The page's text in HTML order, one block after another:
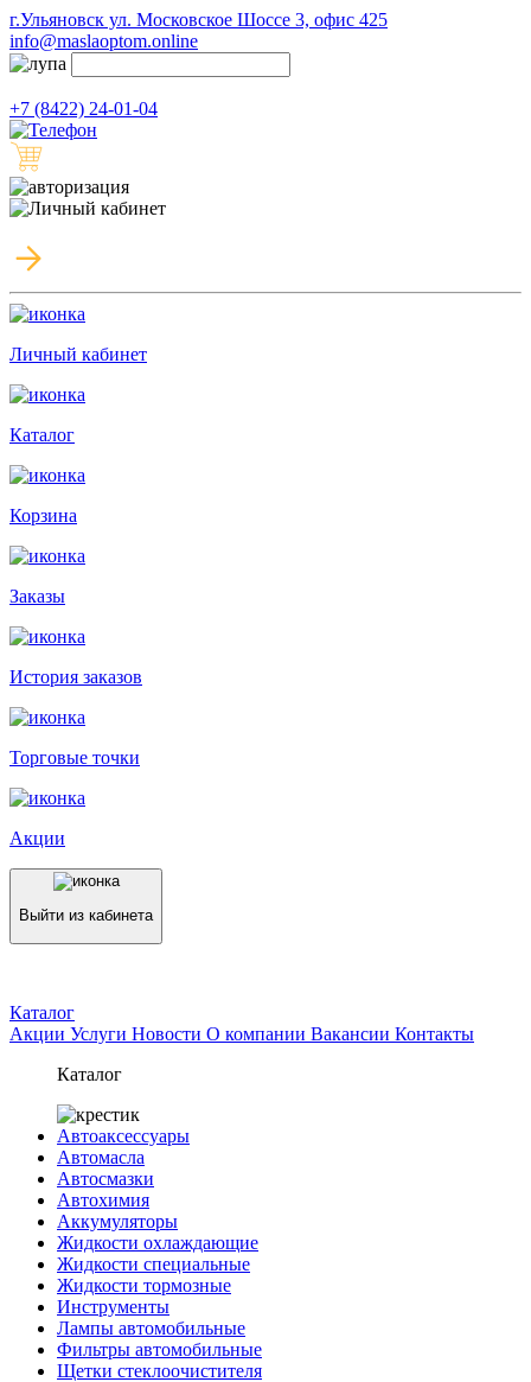
г.Ульяновск ул. Московское Шоссе 3, офис 425
info@maslaoptom.online
+7 (8422) 24-01-04
Личный кабинет
Каталог
Корзина
Заказы
История заказов
Торговые точки
Акции
Выйти из кабинета
Каталог
Акции Услуги Новости О компании Вакансии Контакты
Каталог
Автоаксессуары
Автомасла
Автосмазки
Автохимия
Аккумуляторы
Жидкости охлаждающие
Жидкости специальные
Жидкости тормозные
Инструменты
Лампы автомобильные
Фильтры автомобильные
Щетки стеклоочистителя